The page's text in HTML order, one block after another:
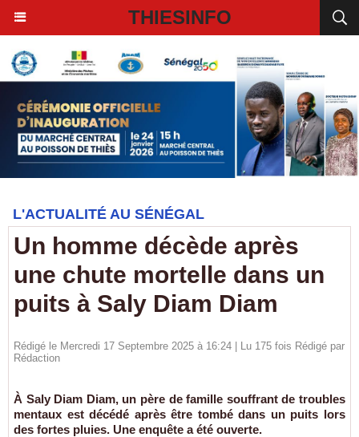
THIESINFO
L'ACTUALITÉ AU SÉNÉGAL
Un homme décède après
une chute mortelle dans un
puits à Saly Diam Diam
Rédigé le Mercredi 17 Septembre 2025 à 16:24 | Lu 175 fois Rédigé par
Rédaction
À Saly Diam Diam, un père de famille souffrant de troubles
mentaux est décédé après être tombé dans un puits lors
des fortes pluies. Une enquête a été ouverte.